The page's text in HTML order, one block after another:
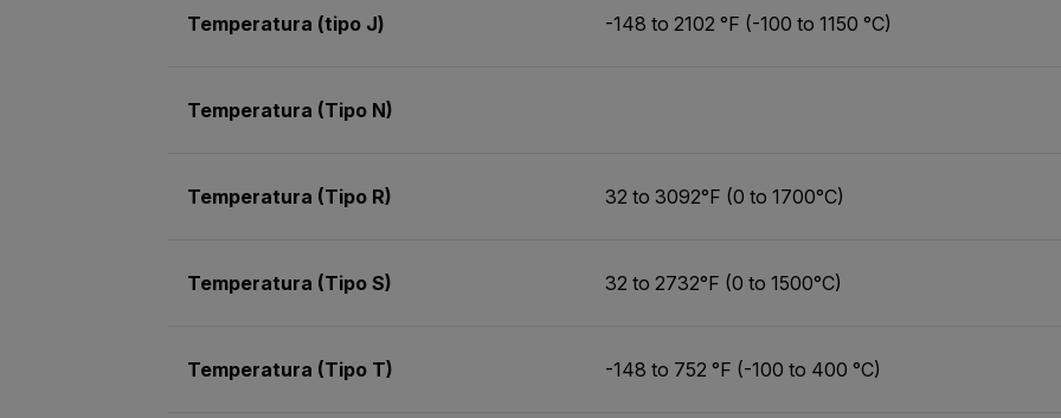
Temperatura (tipo J) -148 to 2102 °F (-100 to 1150 °C)
Temperatura (Tipo N)
Temperatura (Tipo R) 32 to 3092°F (0 to 1700°C)
Temperatura (Tipo S) 32 to 2732°F (0 to 1500°C)
Temperatura (Tipo T) -148 to 752 °F (-100 to 400 °C)